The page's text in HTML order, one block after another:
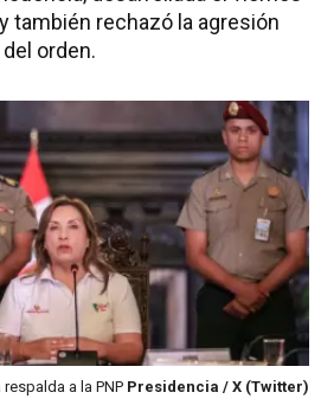
también rechazó la agresión
orden.
a la PNP Presidencia / X (Twitter)